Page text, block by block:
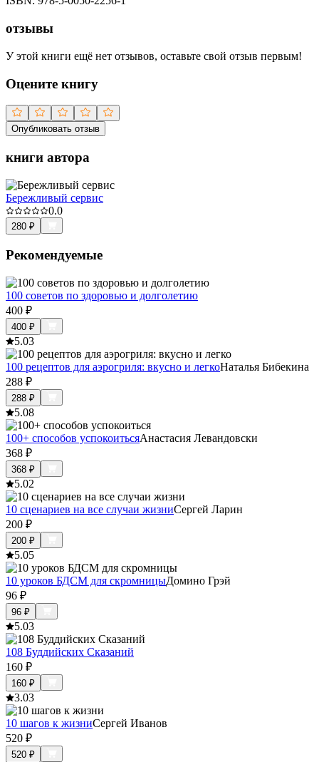
отзывы
У этой книги ещё нет отзывов, оставьте свой отзыв первым!
Оцените книгу
Опубликовать отзыв
книги автора
Бережливый сервис
0.0
280 ₽
Рекомендуемые
100 советов по здоровью и долголетию
400 ₽
400 ₽
5.03
100 рецептов для аэрогриля: вкусно и легкоНаталья Бибекина
288 ₽
288 ₽
5.08
100+ способов успокоитьсяАнастасия Левандовски
368 ₽
368 ₽
5.02
10 сценариев на все случаи жизниСергей Ларин
200 ₽
200 ₽
5.05
10 уроков БДСМ для скромницыДомино Грэй
96 ₽
96 ₽
5.03
108 Буддийских Сказаний
160 ₽
160 ₽
3.03
10 шагов к жизниСергей Иванов
520 ₽
520 ₽